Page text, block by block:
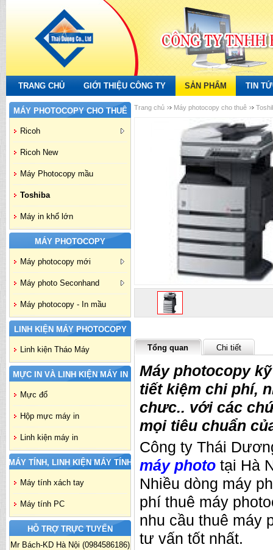
TRANG CHỦ GIỚI THIỆU CÔNG TY SẢN PHẨM TIN
MÁY PHOTOCOPY CHO THUÊ
Ricoh
Ricoh New
Máy Photocopy mầu
Toshiba
Máy in khổ lớn
MÁY PHOTOCOPY
Máy photocopy mới
Máy photo Seconhand
Máy photocopy - In mầu
LINH KIỆN MÁY PHOTOCOPY
Linh kiện Tháo Máy
MỰC IN VÀ LINH KIỆN MÁY IN
Mực đổ
Hộp mực máy in
Linh kiện máy in
MÁY TÍNH, LINH KIỆN MÁY TÍNH
Máy tính xách tay
Máy tính PC
HỖ TRỢ TRỰC TUYẾN
Mr Bách-KD Hà Nội (0984586186)
Trang chủ Máy photocopy cho thuê
Tổng quan Chi tiết
Máy photocopy
tiết kiệm chi phí,
chưc.. với các
mọi tiêu chuẩn
Công ty Thái
máy photo tại Hà
Nhiều dòng máy
phí thuê máy
nhu cầu thuê máy
tư vấn tốt nhất.